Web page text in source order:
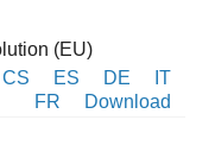
(EU)
CS ES DE
IT
FR
Download